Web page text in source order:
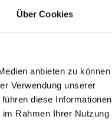
Über Cookies
anbieten zu können
Verwendung unserer
diese Informationen
Rahmen Ihrer Nutzung